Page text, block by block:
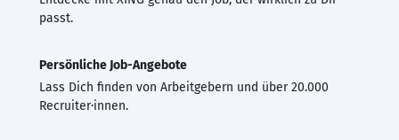
passt.
Persönliche Job-Angebote
Lass Dich finden von Arbeitgebern und über 20.000
Recruiter·innen.